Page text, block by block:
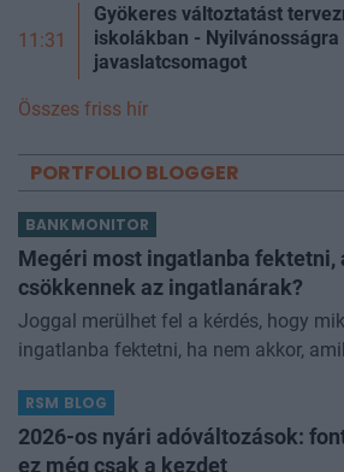
11:31
Gyökeres változtatást
iskolákban -
javaslatcsomagot
Összes friss hír
PORTFOLIO BLOGGER
BANKMONITOR
Megéri most ingatlanba fektetni,
csökkennek az ingatlanárak?
Joggal merülhet fel a kérdés, hogy
ingatlanba fektetni, ha nem akkor,
egy bevett részvénypiaci bölc
RSM BLOG
2026-os nyári adóváltozások:
ez még csak a kezdet